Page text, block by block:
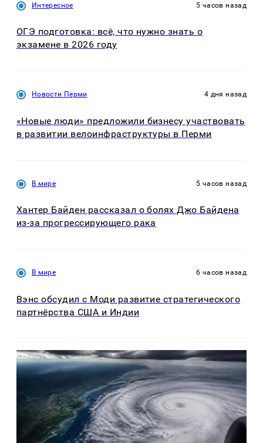
Интересное 5 часов назад
ОГЭ подготовка: всё, что нужно знать о
экзамене в 2026 году
Новости Перми 4 дня назад
«Новые люди» предложили бизнесу участвовать
в развитии велоинфраструктуры в Перми
В мире 5 часов назад
Хантер Байден рассказал о болях Джо Байдена
из-за прогрессирующего рака
В мире 6 часов назад
Вэнс обсудил с Моди развитие стратегического
партнёрства США и Индии